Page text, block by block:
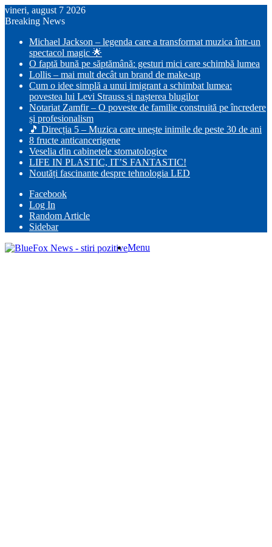
vineri, august 7 2026
Breaking News
Michael Jackson – legenda care a transformat muzica într-un
spectacol magic 🌟
O faptă bună pe săptămână: gesturi mici care schimbă lumea
Lollis – mai mult decât un brand de make-up
Cum o idee simplă a unui imigrant a schimbat lumea:
povestea lui Levi Strauss și nașterea blugilor
Notariat Zamfir – O poveste de familie construită pe încredere
și profesionalism
🎵 Direcția 5 – Muzica care unește inimile de peste 30 de ani
8 fructe anticancerigene
Veselia din cabinetele stomatologice
LIFE IN PLASTIC, IT’S FANTASTIC!
Noutăți fascinante despre tehnologia LED
Facebook
Log In
Random Article
Sidebar
Menu